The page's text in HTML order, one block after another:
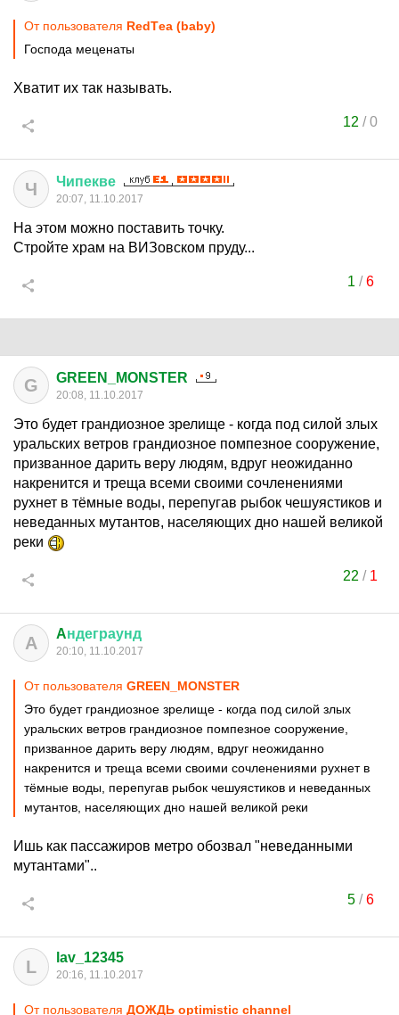
От пользователя RedTеa (baby)
Господа меценаты
Хватит их так называть.
12 /0
Ч Чипекве
20:07, 11.10.2017
На этом можно поставить точку.
Стройте храм на ВИЗовском пруду...
1 /6
G GREEN_MONSTER
20:08, 11.10.2017
Это будет грандиозное зрелище - когда под силой злых
уральских ветров грандиозное помпезное сооружение,
призванное дарить веру людям, вдруг неожиданно
накренится и треща всеми своими сочленениями
рухнет в тёмные воды, перепугав рыбок чешуястиков и
неведанных мутантов, населяющих дно нашей великой
реки
22 / 1
A Aндеграунд
20:10, 11.10.2017
От пользователя GREEN_MONSTER
Это будет грандиозное зрелище - когда под силой злых
уральских ветров грандиозное помпезное сооружение,
призванное дарить веру людям, вдруг неожиданно
накренится и треща всеми своими сочленениями рухнет в
тёмные воды, перепугав рыбок чешуястиков и неведанных
мутантов, населяющих дно нашей великой реки
Ишь как пассажиров метро обозвал "неведанными
мутантами"..
5/6
L lav_12345
20:16, 11.10.2017
От пользователя ДОЖДЬ optimistic channel